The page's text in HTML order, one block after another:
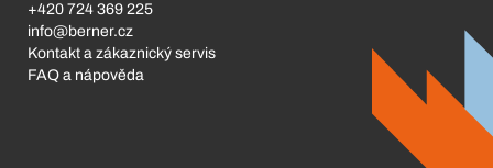
+420 724 369 225
info@berner.cz
Kontakt a zákaznický servis
FAQ a nápověda